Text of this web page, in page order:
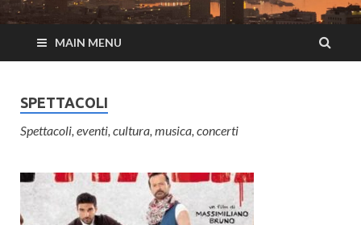
Napoli
Moda e
Cultura
MAIN MENU
SPETTACOLI
Spettacoli, eventi, cultura, musica, concerti